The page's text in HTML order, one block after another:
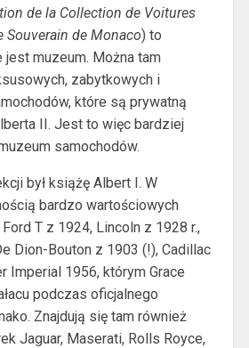
de la Collection de Voitures
Souverain de Monaco) to
jest muzeum. Można tam
zabytkowych i
które są prywatną
II. Jest to więc bardziej
samochodów.
był książę Albert I. W
bardzo wartościowych
T z 1924, Lincoln z 1928 r.,
Dion-Bouton z 1903 (!), Cadillac
Imperial 1956, którym Grace
podczas oficjalnego
Znajdują się tam również
Jaguar, Maserati, Rolls Royce,